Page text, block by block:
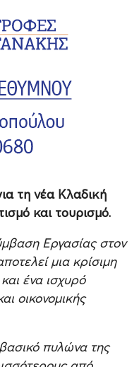
τη νέα Κλαδική
και τουρισμό.
Εργασίας στον
μια κρίσιμη
ένα ισχυρό
οικονομικής
πυλώνα της